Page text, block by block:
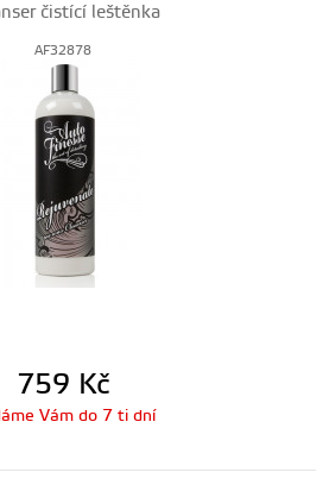
čistící leštěnka
AF32878
759 Kč
Vám do 7 ti dní